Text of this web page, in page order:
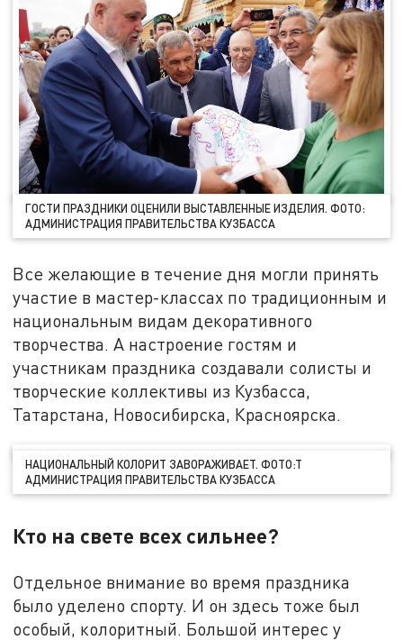
ГОСТИ ПРАЗДНИКИ ОЦЕНИЛИ ВЫСТАВЛЕННЫЕ ИЗДЕЛИЯ. ФОТО:
АДМИНИСТРАЦИЯ ПРАВИТЕЛЬСТВА КУЗБАССА
Все желающие в течение дня могли принять
участие в мастер-классах по традиционным и
национальным видам декоративного
творчества. А настроение гостям и
участникам праздника создавали солисты и
творческие коллективы из Кузбасса,
Татарстана, Новосибирска, Красноярска.
НАЦИОНАЛЬНЫЙ КОЛОРИТ ЗАВОРАЖИВАЕТ. ФОТО:Т
АДМИНИСТРАЦИЯ ПРАВИТЕЛЬСТВА КУЗБАССА
Кто на свете всех сильнее?
Отдельное внимание во время праздника
было уделено спорту. И он здесь тоже был
особый, колоритный. Большой интерес у